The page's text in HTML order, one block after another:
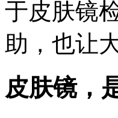
于皮肤镜
助，也让
皮肤镜，